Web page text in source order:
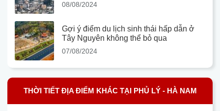
08/08/2024
Gợi ý điểm du lịch sinh thái hấp dẫn ở
Tây Nguyên không thể bỏ qua
07/08/2024
THỜI TIẾT ĐỊA ĐIỂM KHÁC TẠI PHỦ LÝ - HÀ NAM